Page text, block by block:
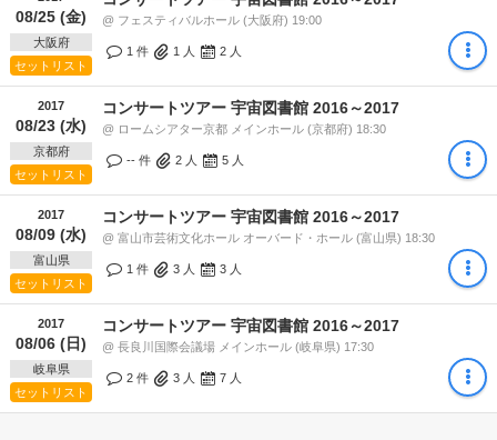
08/25 (金)
大阪府
セットリスト
@ フェスティバルホール (大阪府) 19:00
1 件 1 人 2 人
2017
08/23 (水)
京都府
セットリスト
コンサートツアー 宇宙図書館 2016～2017
@ ロームシアター京都 メインホール (京都府) 18:30
-- 件 2 人 5 人
2017
08/09 (水)
富山県
セットリスト
コンサートツアー 宇宙図書館 2016～2017
@ 富山市芸術文化ホール オーバード・ホール (富山県) 18:30
1 件 3 人 3 人
2017
08/06 (日)
岐阜県
セットリスト
コンサートツアー 宇宙図書館 2016～2017
@ 長良川国際会議場 メインホール (岐阜県) 17:30
2 件 3 人 7 人